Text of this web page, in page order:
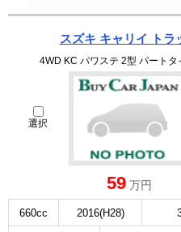
スズキ キャリイ トラ
4WD KC パワステ 2型 パートタ
選択
59 万円
660cc 2016(H28)